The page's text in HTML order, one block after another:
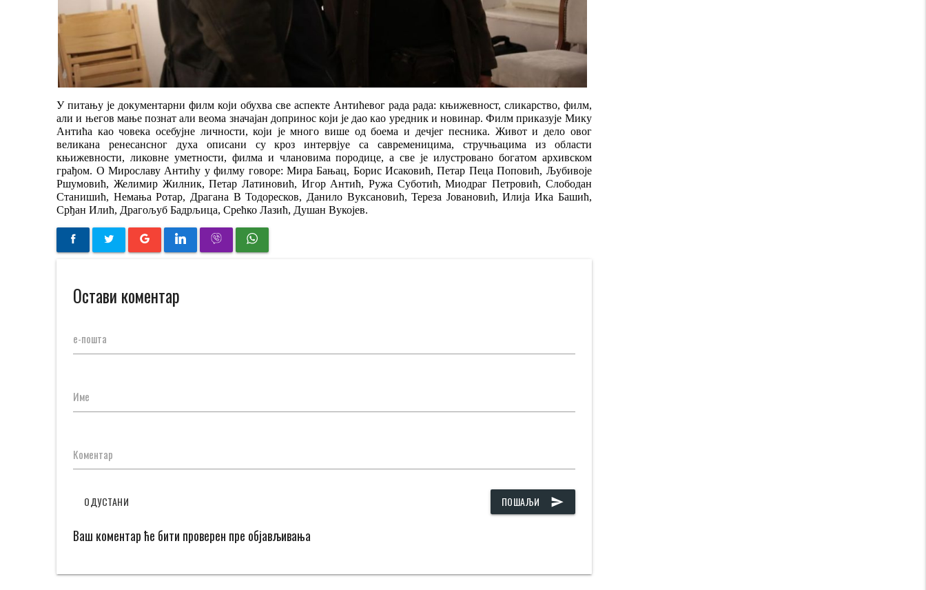
У питању је документарни филм који обухва све аспекте Антићевог рада рада: књижевност, сликарство, филм,
али и његов мање познат али веома значајан допринос који је дао као уредник и новинар. Филм приказује Мику
Антића као човека осебујне личности, који је много више од боема и дечјег песника. Живот и дело овог
великана ренесансног духа описани су кроз интервјуе са савременицима, стручњацима из области
књижевности, ликовне уметности, филма и члановима породице, а све је илустровано богатом архивском
грађом. О Мирославу Антићу у филму говоре: Мира Бањац, Борис Исаковић, Петар Пеца Поповић, Љубивоје
Ршумовић, Желимир Жилник, Петар Латиновић, Игор Антић, Ружа Суботић, Миодраг Петровић, Слободан
Станишић, Немања Ротар, Драгана В Тодоресков, Данило Вуксановић, Тереза Јовановић, Илија Ика Башић,
Срђан Илић, Драгољуб Бадрљица, Срећко Лазић, Душан Вукојев.
Остави коментар
е-пошта
Име
Коментар
ПОШАЉИ send
ОДУСТАНИ
Ваш коментар ће бити проверен пре објављивања